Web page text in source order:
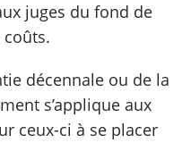
juges du fond de
coûts.
décennale ou de la
s’applique aux
ceux-ci à se placer